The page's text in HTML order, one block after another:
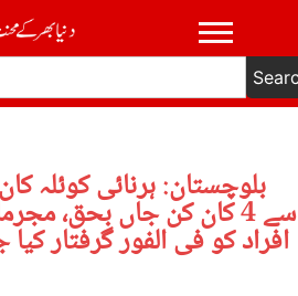
بلوچستان: ہرنائی کوئلہ
سے 4 کان کن جاں بحق،
افراد کو فی الفور گرفتار